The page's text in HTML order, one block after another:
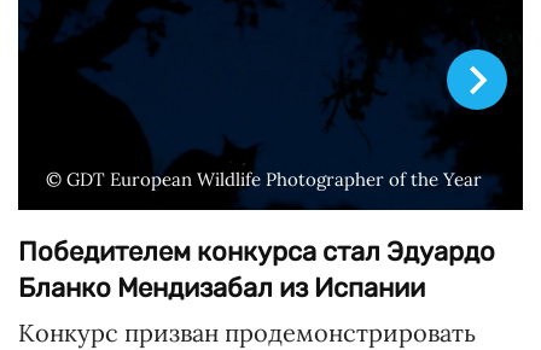
© GDT European Wildlife Photographer of the Year
Победителем конкурса стал Эдуардо
Бланко Мендизабал из Испании
Конкурс призван продемонстрировать